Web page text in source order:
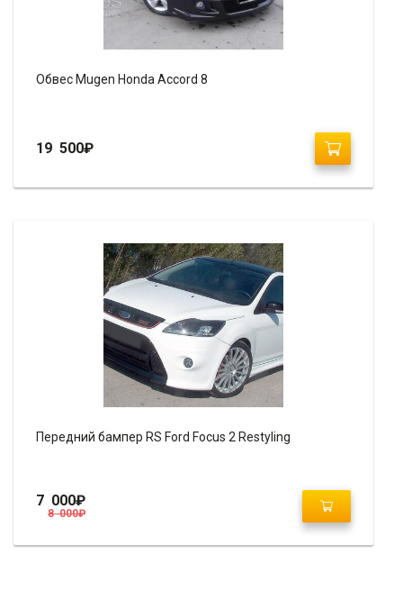
Обвес Mugen Honda Accord 8
19 500₽
Передний бампер RS Ford Focus 2 Restyling
8 000₽
7 000₽